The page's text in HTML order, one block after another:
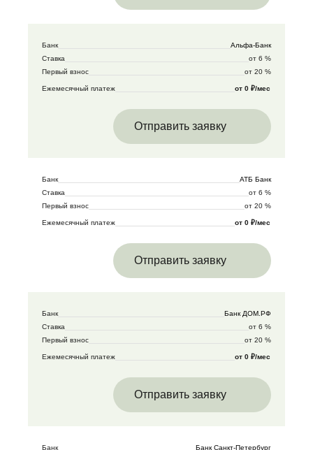
Банк
Альфа-Банк
Ставка
от 6 %
Первый взнос
от 20 %
Ежемесячный платеж от 0 ₽/мес
Отправить заявку
Банк
АТБ Банк
Ставка
от 6 %
Первый взнос
от 20 %
Ежемесячный платеж от 0 ₽/мес
Отправить заявку
Банк
Банк ДОМ.РФ
Ставка
от 6 %
Первый взнос
от 20 %
Ежемесячный платеж от 0 ₽/мес
Отправить заявку
Банк
Банк Санкт-Петербург